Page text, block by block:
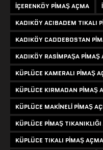
IÇERENKÖY PIMAŞ AÇMA
KADIKÖY ACIBADEM TIKALI
KADIKÖY CADDEBOSTAN
KADIKÖY RASIMPAŞA PIMAŞ
KÜPLÜCE KAMERALI PIMAŞ
KÜPLÜCE KIRMADAN PIMAŞ
KÜPLÜCE MAKINELI PIMAŞ
KÜPLÜCE PIMAŞ
KÜPLÜCE TIKALI PIMAŞ AÇMA